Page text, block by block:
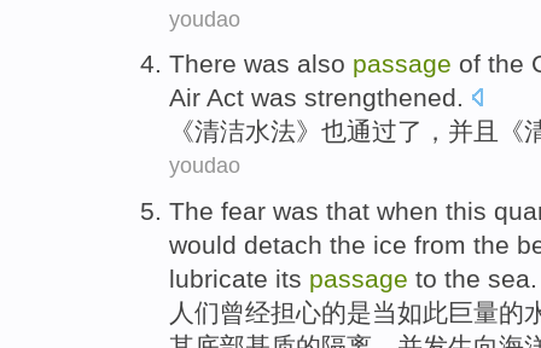
youdao
There was also passage of the
Air Act was strengthened.
《清洁水法》 也通过了 ， 并且 《
youdao
The fear was that when this
would detach the ice from the
lubricate its passage to the sea.
人们曾经担心的是当如此巨量的